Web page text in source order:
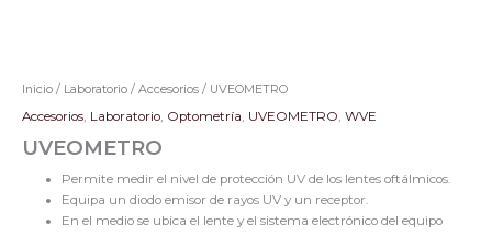
Inicio / Laboratorio / Accesorios / UVEOMETRO
Accesorios Laboratorio Optometría UVEOMETRO WVE
UVEOMETRO
Permite medir el nivel de protección UV de los lentes oftálmicos.
Equipa un diodo emisor de rayos UV y un receptor.
En el medio se ubica el lente y el sistema electrónico del equipo